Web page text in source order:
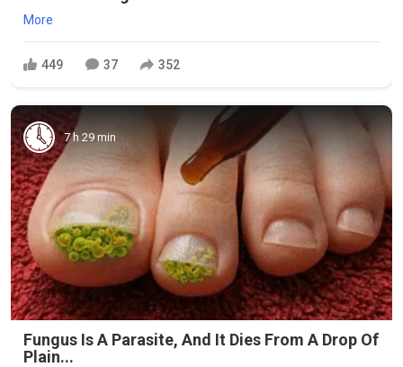
More
449 37 352
7 h 29 min
Fungus Is A Parasite, And It Dies From A Drop Of
Plain...